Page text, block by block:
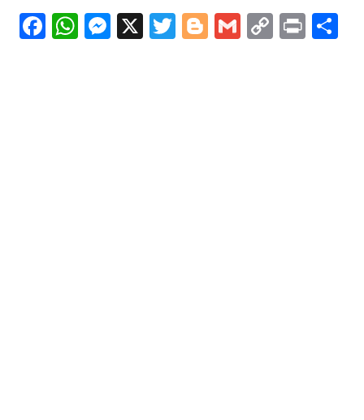
Facebook
WhatsApp
Messenger
X Twitter
Blogger
GmailCopy
Print